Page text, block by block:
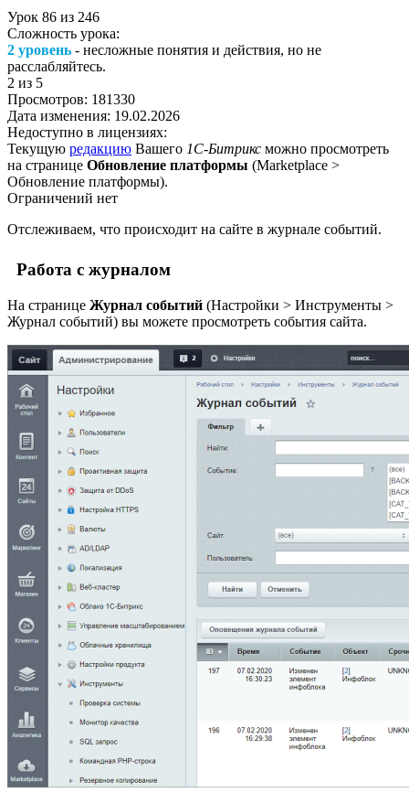
Урок 86 из 246
Сложность урока:
2 уровень - несложные понятия и действия, но не
расслабляйтесь.
2 из 5
Просмотров: 181330
Дата изменения: 19.02.2026
Недоступно в лицензиях:
Текущую редакцию Вашего 1С-Битрикс можно просмотреть
на странице Обновление платформы (Marketplace >
Обновление платформы).
Ограничений нет
Отслеживаем, что происходит на сайте в журнале событий.
Работа с журналом
На странице Журнал событий (Настройки > Инструменты >
Журнал событий) вы можете просмотреть события сайта.